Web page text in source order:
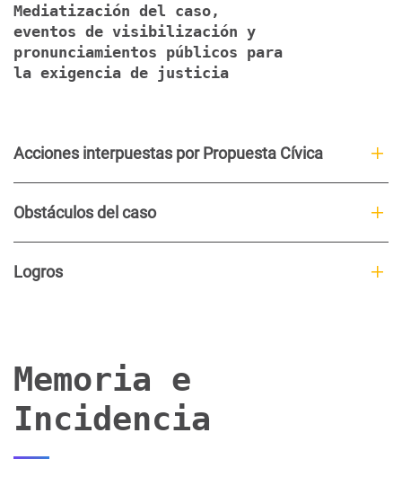
Mediatización del caso,
eventos de visibilización y
pronunciamientos públicos para
la exigencia de justicia
Acciones interpuestas por Propuesta Cívica
Obstáculos del caso
Logros
Memoria e
Incidencia